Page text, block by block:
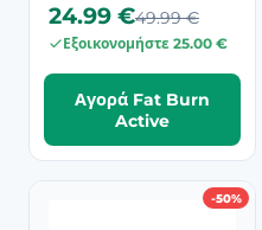
24.99 €49.99 €
Εξοικονομήστε 25.00 €
Αγορά Fat Burn
Active
-50%